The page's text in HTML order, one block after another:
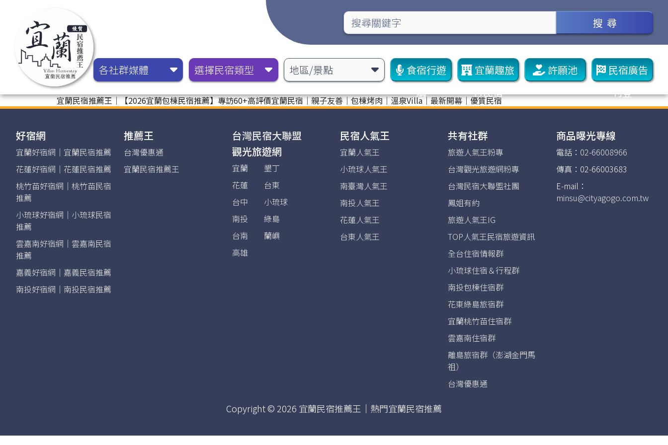
搜 尋
各社群媒體 選擇民宿類型 地區/景點
食宿行遊
購
宜蘭趣旅
行民宿
許願池
民宿廣告
刊登
宜蘭民宿推薦王｜【2026宜蘭包棟民宿推薦】專訪60+高評價宜蘭民宿｜親子友善｜包棟烤肉｜溫泉Villa｜最新開幕｜優質民宿
好宿網
宜蘭好宿網｜宜蘭民宿推薦
花蓮好宿網｜花蓮民宿推薦
桃竹苗好宿網｜桃竹苗民宿
推薦
小琉球好宿網｜小琉球民宿
推薦
雲嘉南好宿網｜雲嘉南民宿
推薦
嘉義好宿網｜嘉義民宿推薦
南投好宿網｜南投民宿推薦
推薦王
台灣優惠通
宜蘭民宿推薦王
台灣民宿大聯盟
觀光旅遊網
宜蘭
墾丁
花蓮
台東
台中
小琉球
南投
綠島
台南
蘭嶼
高雄
民宿人氣王
宜蘭人氣王
小琉球人氣王
南臺灣人氣王
南投人氣王
花蓮人氣王
台東人氣王
共有社群
旅遊人氣王粉專
台灣觀光旅遊網粉專
台灣民宿大聯盟社團
鳳姐有約
旅遊人氣王IG
TOP人氣王民宿旅遊資訊
全台住宿情報群
小琉球住宿＆行程群
南投包棟住宿群
花東綠島旅宿群
宜蘭桃竹苗住宿群
雲嘉南住宿群
離島旅宿群（澎湖金門馬
祖）
台灣優惠通
商品曝光專線
電話： 02-66008966
傳真：02-66003683
E-mail：
minsu@cityagogo.com.tw
Copyright © 2026 宜蘭民宿推薦王｜熱門宜蘭民宿推薦